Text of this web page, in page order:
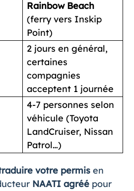
Rainbow Beach
(ferry vers Inskip
Point)
2 jours en général,
certaines
compagnies
acceptent 1 journée
4-7 personnes selon
véhicule (Toyota
LandCruiser, Nissan
Patrol…)
votre permisen
NAATI agréépour